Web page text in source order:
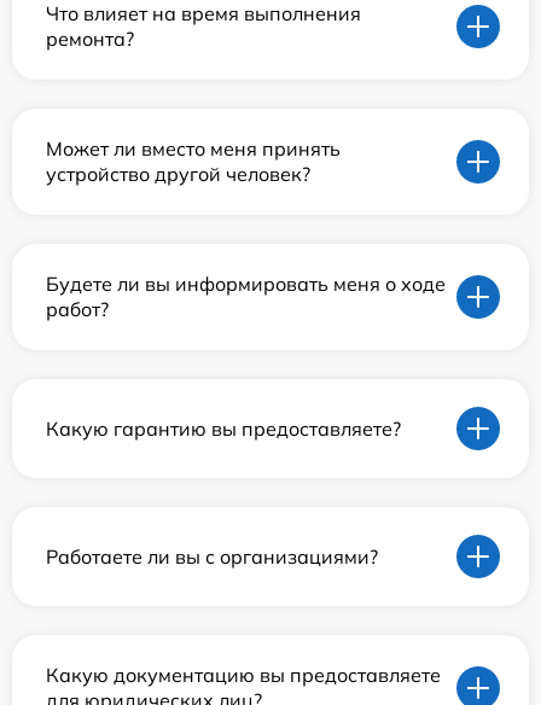
Что влияет на время выполнения
ремонта?
Может ли вместо меня принять
устройство другой человек?
Будете ли вы информировать меня о ходе
работ?
Какую гарантию вы предоставляете?
Работаете ли вы с организациями?
Какую документацию вы предоставляете
для юридических лиц?